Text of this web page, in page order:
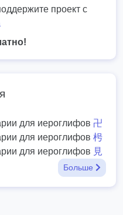
проект с
для иероглифов 卍
для иероглифов 枵
для иероглифов 見
Больше